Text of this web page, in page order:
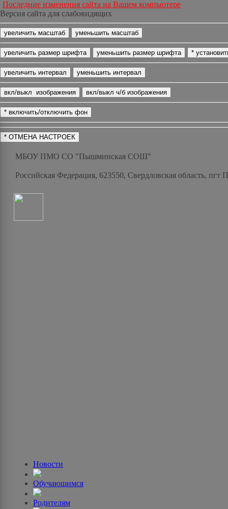
Последние изменения сайта на Вашем компьютере
Версия сайта для слабовидящих
МБОУ ПМО СО "Пышминская СОШ"
Российская Федерация, 623550, Свердловская область,
Новости
Обучающимся
Родителям